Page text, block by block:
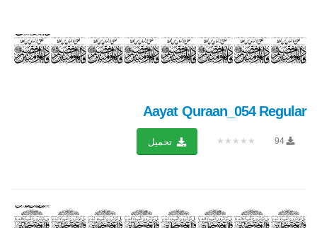
Aayat Quraan_054 Regular
94
★★★★★ تحميل